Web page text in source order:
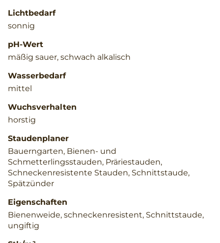
Lichtbedarf
sonnig
pH-Wert
mäßig sauer, schwach alkalisch
Wasserbedarf
mittel
Wuchsverhalten
horstig
Staudenplaner
Bauerngarten, Bienen- und
Schmetterlingsstauden, Präriestauden,
Schneckenresistente Stauden, Schnittstaude,
Spätzünder
Eigenschaften
Bienenweide, schneckenresistent, Schnittstaude,
ungiftig